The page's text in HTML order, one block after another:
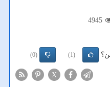
4945
(1)
(0)
X